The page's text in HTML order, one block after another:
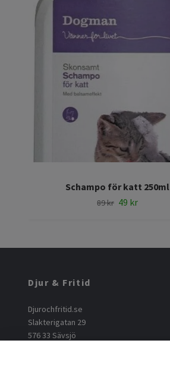
Schampo för katt 250ml
89 kr 49 kr
Djur & Fritid
Djurochfritid.se
Slakterigatan 29
576 33 Sävsjö